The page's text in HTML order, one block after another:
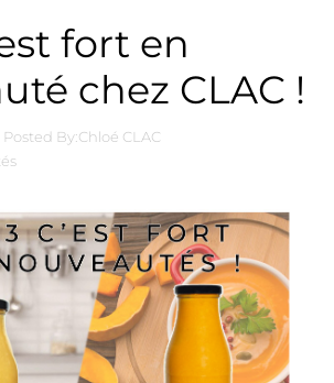
fort en
chez CLAC !
Posted By:Chloé CLAC